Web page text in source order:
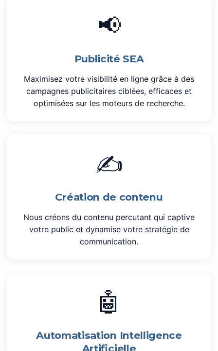
📢
Publicité SEA
Maximisez votre visibilité en ligne grâce à des
campagnes publicitaires ciblées, efficaces et
optimisées sur les moteurs de recherche.
✍️
Création de contenu
Nous créons du contenu percutant qui captive
votre public et dynamise votre stratégie de
communication.
🤖
Automatisation Intelligence
Artificielle